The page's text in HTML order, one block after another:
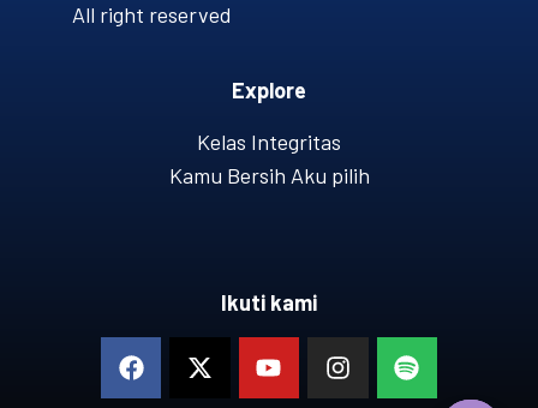
All right reserved
Explore
Kelas Integritas
Kamu Bersih Aku pilih
Ikuti kami